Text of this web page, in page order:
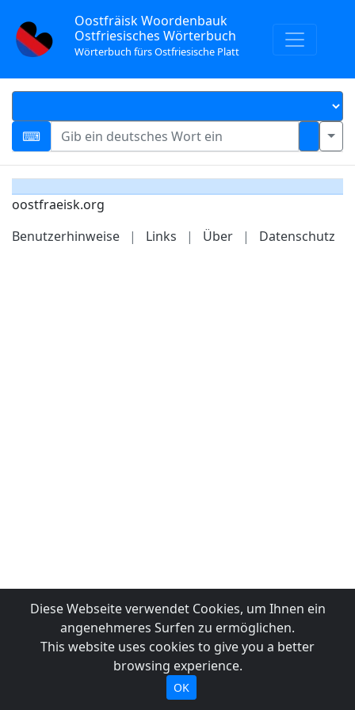
Oostfräisk Woordenbauk
Ostfriesisches Wörterbuch
Wörterbuch fürs Ostfriesische Platt
oostfraeisk.org
Benutzerhinweise
| Links | Über | Datenschutz
Diese Webseite verwendet Cookies, um Ihnen ein
angenehmeres Surfen zu ermöglichen.
This website uses cookies to give you a better
browsing experience.
OK